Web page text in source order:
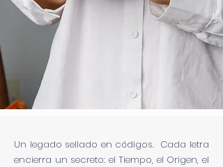
Un legado sellado en códigos. Cada letra
encierra un secreto: el Tiempo, el Origen, el